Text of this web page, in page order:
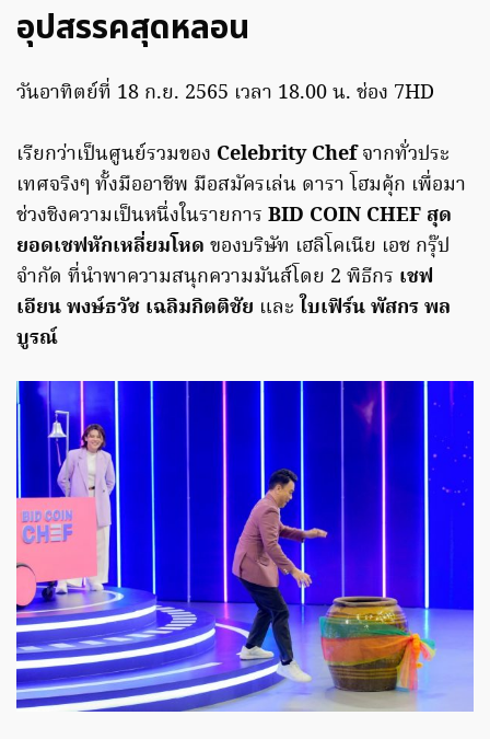
อุปสรรคสุดหลอน
วันอาทิตย์ที่ 18 ก.ย. 2565 เวลา 18.00 น. ช่อง 7HD
เรียกว่าเป็นศูนย์รวมของ Celebrity Chefจากทั่วประ
เทศจริงๆ ทั้งมืออาชีพ มือสมัครเล่น ดารา โฮมคุ้ก เพื่อมา
ช่วงชิงความเป็นหนึ่งในรายการ BID COIN CHEF สุด
ยอดเชฟหักเหลี่ยมโหด ของบริษัท เฮลิโคเนีย เอช กรุ๊ป
จำกัด ที่นำพาความสนุกความมันส์โดย 2 พิธีกร เชฟ
เอียน พงษ์ธวัช เฉลิมกิตติชัย และใบเฟิร์น พัสกร พล
บูรณ์